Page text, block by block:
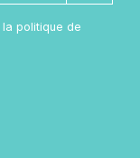
politique de